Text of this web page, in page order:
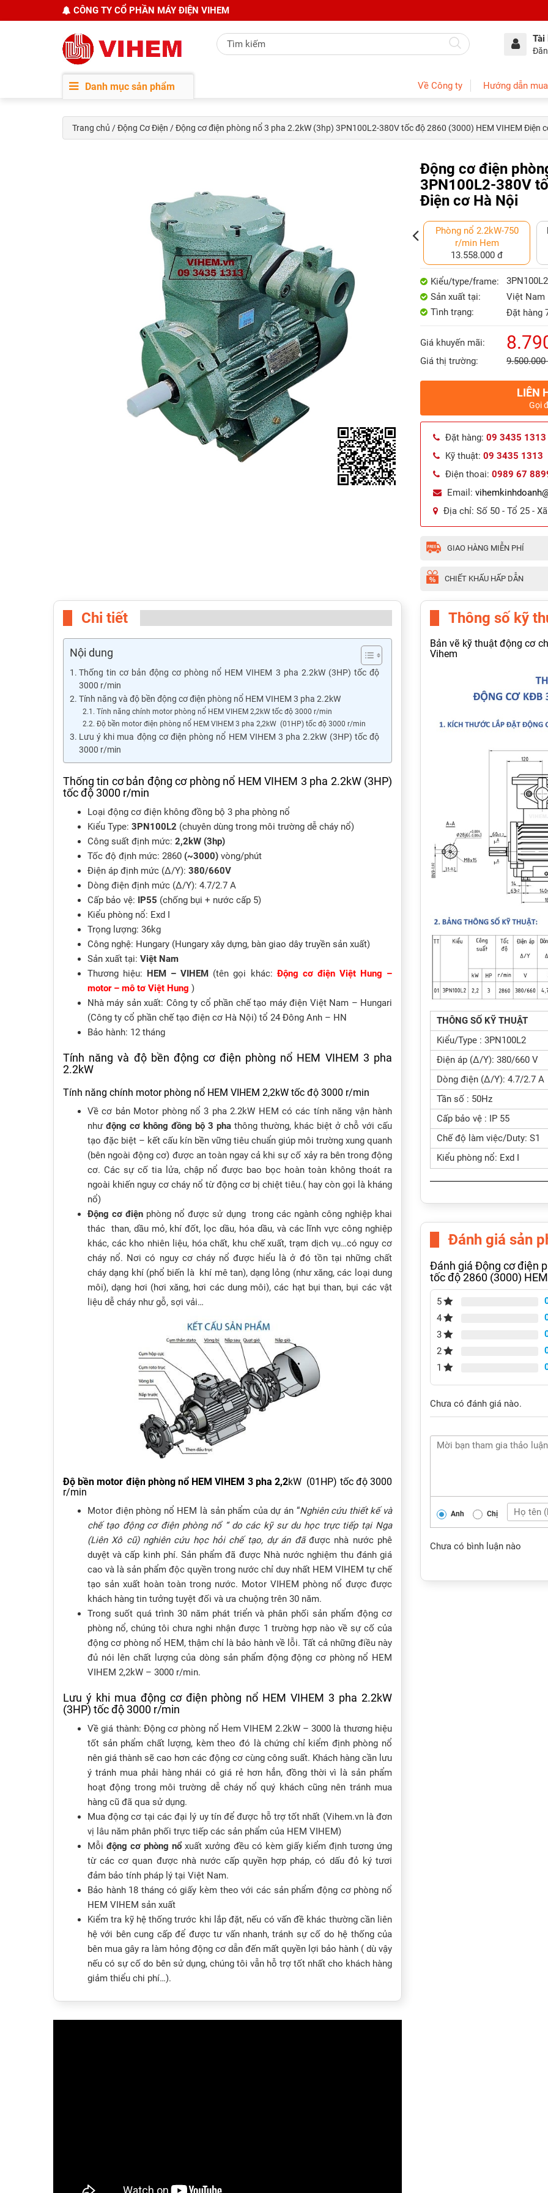
CÔNG TY CỔ PHẦN MÁY ĐIỆN VIHEM
Tài
Danh mục sản phẩm Về Công ty Hướng dẫn
Trang chủ /Động Cơ Điện / Động cơ điện phòng nổ 3 pha 2.2kW (3hp) 3PN100L2-380V tốc độ 2860 (3000) HEM VIHEM Điện
Động cơ điện
3PN100L2-380V
Điện cơ Hà Nội
PN 2.2kW-1000 r/min
Hem Vihem
10.810.000 đ
PN 2.2kW-1500 r/min
Hem Vihem
9.000.000 đ
Phòng nổ 2.2kW-750
r/min Hem
13.558.000 đ
Kiểu/type/frame:
Sản xuất tại:
Việt Nam
Tình trạng:
Đặt hàng
Giá khuyến mãi:
Giá thị trường: 9.500.000
LIÊN
Gọi
Đặt hàng: 09 3435 1313
Kỹ thuật: 09 3435 1313
Điện thoai: 0989 67
Email:
Địa chỉ: Số 50 - Tổ 25 -
GIAO HÀNG MIỄN PHÍ
CHIẾT KHẤU HẤP DẪN
Chi tiết
Nội dung
Thống tin cơ bản động cơ phòng nổ HEM VIHEM 3 pha 2.2kW (3HP) tốc độ
3000 r/min
Tính năng và độ bền động cơ điện phòng nổ HEM VIHEM 3 pha 2.2kW
Tính năng chính motor phòng nổ HEM VIHEM 2,2kW tốc độ 3000 r/min
Độ bền motor điện phòng nổ HEM VIHEM 3 pha 2,2kW (01HP) tốc độ 3000 r/min
Lưu ý khi mua động cơ điện phòng nổ HEM VIHEM 3 pha 2.2kW (3HP) tốc độ
3000 r/min
Thống tin cơ bản động cơ phòng nổ HEM VIHEM 3 pha 2.2kW (3HP)
tốc độ 3000 r/min
Loại động cơ điện không đồng bộ 3 pha phòng nổ
Kiểu Type: 3PN100L2 (chuyên dùng trong môi trường dễ cháy nổ)
Công suất định mức: 2,2kW (3hp)
Tốc độ định mức: 2860 (~3000) vòng/phút
Điện áp định mức (Δ/Y): 380/660V
Dòng điện định mức (Δ/Y): 4.7/2.7 A
Cấp bảo vệ: IP55 (chống bụi + nước cấp 5)
Kiểu phòng nổ: Exd I
Trọng lượng: 36kg
Công nghệ: Hungary (Hungary xây dựng, bàn giao dây truyền sản xuất)
Sản xuất tại: Việt Nam
Thương hiệu: HEM – VIHEM (tên gọi khác:Động cơ điện Việt Hung –
motor – mô tơ Việt Hung )
Nhà máy sản xuất: Công ty cổ phần chế tạo máy điện Việt Nam – Hungari
(Công ty cổ phần chế tạo điện cơ Hà Nội) tổ 24 Đông Anh – HN
Bảo hành: 12 tháng
Tính năng và độ bền động cơ điện phòng nổ HEM VIHEM 3 pha
2.2kW
Tính năng chính motor phòng nổ HEM VIHEM 2,2kW tốc độ 3000 r/min
Về cơ bản Motor phòng nổ 3 pha 2.2kW HEM có các tính năng vận hành
như động cơ không đồng bộ 3 pha thông thường, khác biệt ở chỗ với cấu
tạo đặc biệt – kết cấu kín bền vững tiêu chuẩn giúp môi trường xung quanh
(bên ngoài động cơ) được an toàn ngay cả khi sự cố xảy ra bên trong động
cơ. Các sự cố tia lửa, chập nổ được bao bọc hoàn toàn không thoát ra
ngoài khiến nguy cơ cháy nổ từ động cơ bị chiệt tiêu.( hay còn gọi là kháng
nổ)
Động cơ điện phòng nổ được sử dụng trong các ngành công nghiệp khai
thác than, dầu mỏ, khí đốt, lọc dầu, hóa dầu, và các lĩnh vực công nghiệp
khác, các kho nhiên liệu, hóa chất, khu chế xuất, trạm dịch vụ…có nguy cơ
cháy nổ. Nơi có nguy cơ cháy nổ được hiểu là ở đó tồn tại những chất
cháy dạng khí (phổ biến là khí mê tan), dạng lỏng (như xăng, các loại dung
môi), dạng hơi (hơi xăng, hơi các dung môi), các hạt bụi than, bụi các vật
liệu dễ cháy như gỗ, sợi vải…
Độ bền motor điện phòng nổ HEM VIHEM 3 pha 2,2kW (01HP) tốc độ 3000
r/min
Motor điện phòng nổ HEM là sản phẩm của dự án “Nghiên cứu thiết kế và
chế tạo động cơ điện phòng nổ “ do các kỹ sư du học trực tiếp tại Nga
(Liên Xô cũ) nghiên cứu học hỏi chế tạo, dự án đãđược nhà nước phê
duyệt và cấp kinh phí. Sản phẩm đã được Nhà nước nghiệm thu đánh giá
cao và là sản phẩm độc quyền trong nước chỉ duy nhất HEM VIHEM tự chế
tạo sản xuất hoàn toàn trong nước. Motor VIHEM phòng nổ được được
khách hàng tin tưởng tuyệt đối và ưa chuộng trên 30 năm.
Trong suốt quá trình 30 năm phát triển và phân phối sản phẩm động cơ
phòng nổ, chúng tôi chưa nghi nhận được 1 trường hợp nào về sự cố của
động cơ phòng nổ HEM, thậm chí là bảo hành về lỗi. Tất cả những điều này
đủ nói lên chất lượng của dòng sản phẩm động động cơ phòng nổ HEM
VIHEM 2,2kW – 3000 r/min.
Lưu ý khi mua động cơ điện phòng nổ HEM VIHEM 3 pha 2.2kW
(3HP) tốc độ 3000 r/min
Về giá thành: Động cơ phòng nổ Hem VIHEM 2.2kW – 3000 là thương hiệu
tốt sản phẩm chất lượng, kèm theo đó là chứng chỉ kiểm định phòng nổ
nên giá thành sẽ cao hơn các động cơ cùng công suất. Khách hàng cần lưu
ý tránh mua phải hàng nhái có giá rẻ hơn hẳn, đồng thời vì là sản phẩm
hoạt động trong môi trường dễ cháy nổ quý khách cũng nên tránh mua
hàng cũ đã qua sử dụng.
Mua động cơ tại các đại lý uy tín để được hỗ trợ tốt nhất (Vihem.vn là đơn
vị lâu năm phân phối trực tiếp các sản phẩm của HEM VIHEM)
Mỗiđộng cơ phòng nổ xuất xưởng đều có kèm giấy kiểm định tương ứng
từ các cơ quan được nhà nước cấp quyền hợp pháp, có dấu đỏ ký tươi
đảm bảo tính pháp lý tại Việt Nam.
Bảo hành 18 tháng có giấy kèm theo với các sản phẩm động cơ phòng nổ
HEM VIHEM sản xuất
Kiểm tra kỹ hệ thống trước khi lắp đặt, nếu có vấn đề khác thường cần liên
hệ với bên cung cấp để được tư vấn nhanh, tránh sự cố do hệ thống của
bên mua gây ra làm hỏng động cơ dẫn đến mất quyền lợi bảo hành ( dù vậy
nếu có sự cố do bên sử dụng, chúng tôi vẫn hỗ trợ tốt nhất cho khách hàng
giảm thiểu chi phí…).
Thông số kỹ
Bản vẽ kỹ thuật động cơ
Vihem
THÔNG SỐ KỸ THUẬT
Kiểu/Type : 3PN100L2
Điện áp (Δ/Y): 380/660 V
Dòng điện (Δ/Y): 4.7/2.7 A
Tần số : 50Hz
Cấp bảo vệ : IP 55
Chế độ làm việc/Duty: S1
Kiểu phòng nổ: Exd I
Đánh giá sản
Đánh giá Động cơ điện
tốc độ 2860 (3000)
5
4
3
2
1
Chưa có đánh giá nào.
Anh Chị
Chưa có bình luận nào